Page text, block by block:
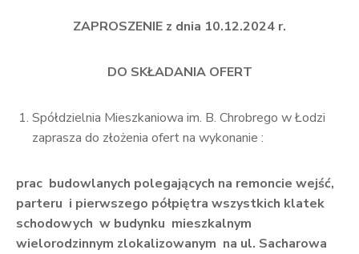
ZAPROSZENIE z dnia 10.12.2024 r.
DO SKŁADANIA OFERT
Spółdzielnia Mieszkaniowa im. B. Chrobrego w Łodzi
zaprasza do złożenia ofert na wykonanie :
prac budowlanych polegających na remoncie wejść,
parteru i pierwszego półpiętra wszystkich klatek
schodowych w budynku mieszkalnym
wielorodzinnym zlokalizowanym na ul. Sacharowa